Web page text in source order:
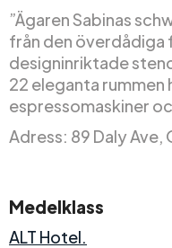
”Ägaren Sabinas
från den överdådiga
designinriktade
22 eleganta rummen
espressomaskiner
Adress: 89 Daly Ave,
Medelklass
ALT Hotel.